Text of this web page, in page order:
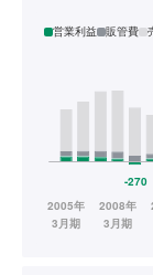
営業利益 販管費